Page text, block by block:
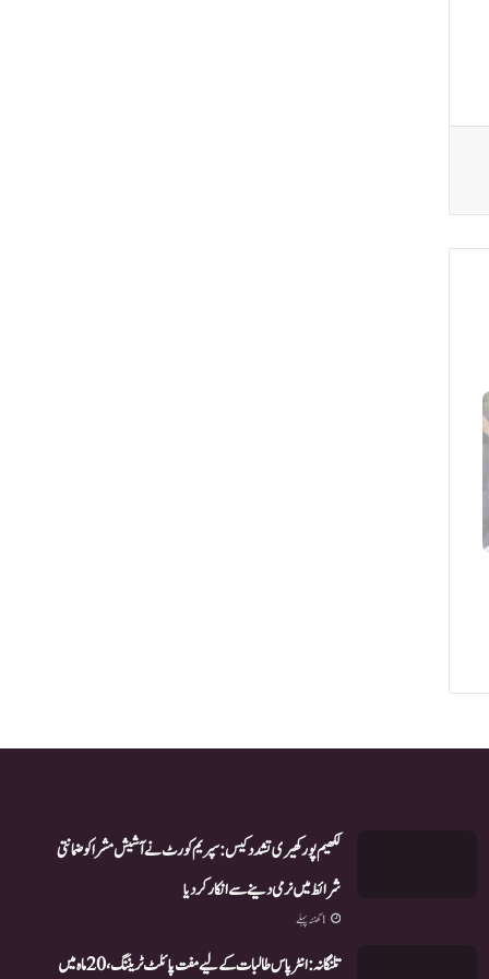
لکھیم پور کھیری تشدد کیس: سپریم کورٹ نے آشیش مشرا کو ضمانتی
شرائط میں نرمی دینے سے انکار کر دیا
1 گھنٹہ پہلے
تلنگانہ: انٹر پاس طالبات کے لیے مفت پائلٹ ٹریننگ، 20 ماہ میں